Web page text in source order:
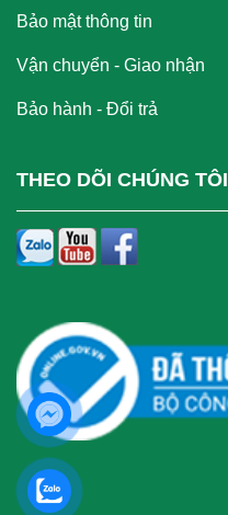
Bảo mật thông tin
Vận chuyển - Giao nhận
Bảo hành - Đổi trả
THEO DÕI CHÚNG TÔI